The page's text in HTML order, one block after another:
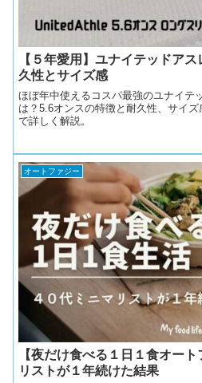
【５年愛用】ユナイテッドア
久性とサイズ感
ほぼ年中使えるコスパ最強のユナイテ
は？5.6オンスの特徴と耐久性、サイ
で詳しく解説。
オートファジー
【夜だけ食べる１日１食オー
リストが１年続けた結果